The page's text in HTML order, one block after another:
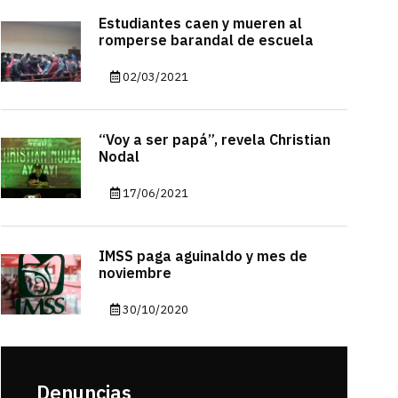
Estudiantes caen y mueren al
romperse barandal de escuela
02/03/2021
“Voy a ser papá”, revela Christian
Nodal
17/06/2021
IMSS paga aguinaldo y mes de
noviembre
30/10/2020